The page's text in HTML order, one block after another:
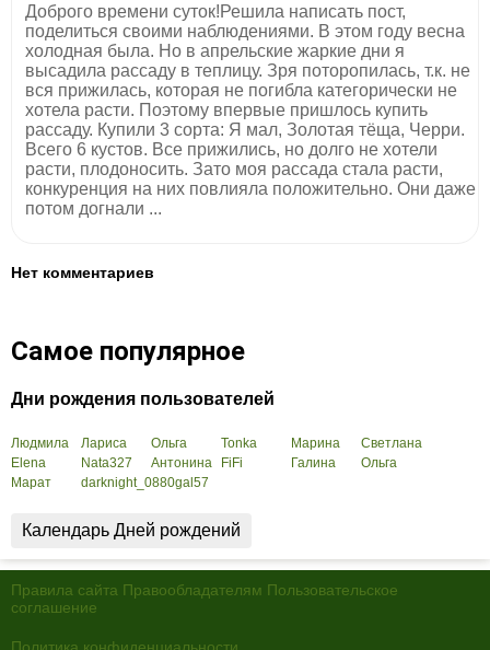
Доброго времени суток!Решила написать пост,
поделиться своими наблюдениями. В этом году весна
холодная была. Но в апрельские жаркие дни я
высадила рассаду в теплицу. Зря поторопилась, т.к. не
вся прижилась, которая не погибла категорически не
хотела расти. Поэтому впервые пришлось купить
рассаду. Купили 3 сорта: Я мал, Золотая тёща, Черри.
Всего 6 кустов. Все прижились, но долго не хотели
расти, плодоносить. Зато моя рассада стала расти,
конкуренция на них повлияла положительно. Они даже
потом догнали ...
Нет комментариев
Самое популярное
Дни рождения пользователей
Людмила Лариса Ольга Tonka Марина
Светлана
Elena
Nata327 Антонина FiFi Галина
Ольга
Марат
darknight_0880gal57
Календарь Дней рождений
Правила сайта Правообладателям Пользовательское
соглашение